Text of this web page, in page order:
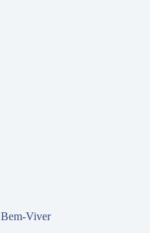
Bem-Viver